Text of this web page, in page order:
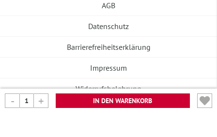
IN DEN WARENKORB
AGB
Datenschutz
Barrierefreiheitserklärung
Impressum
Widerrufsbelehrung
Vertrag widerrufen